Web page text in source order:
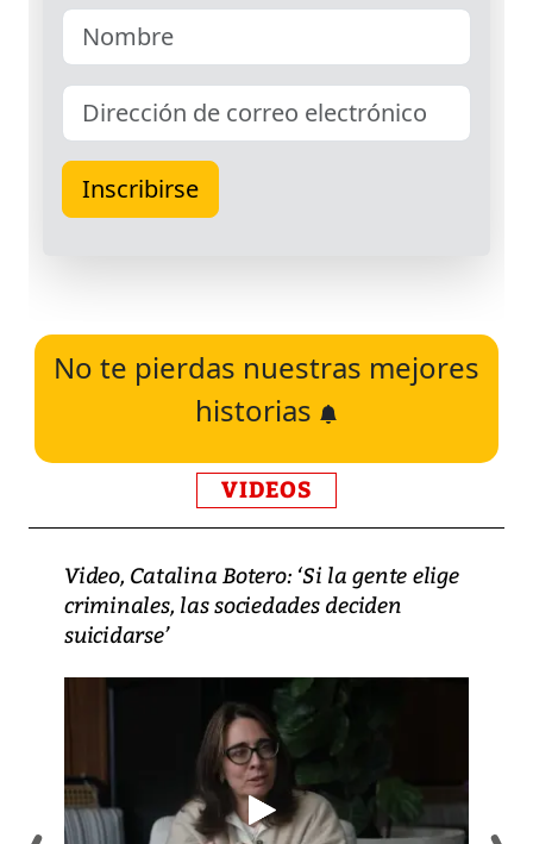
No te pierdas nuestras mejores
historias
VIDEOS
Video, Catalina Botero: ‘Si la gente elige
criminales, las sociedades deciden
suicidarse’